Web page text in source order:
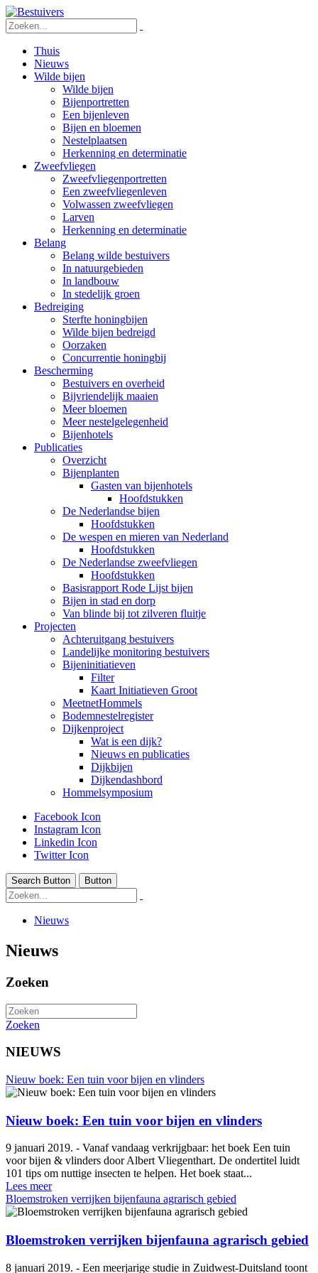
Thuis
Nieuws
Wilde bijen
Wilde bijen
Bijenportretten
Een bijenleven
Bijen en bloemen
Nestelplaatsen
Herkenning en determinatie
Zweefvliegen
Zweefvliegenportretten
Een zweefvliegenleven
Volwassen zweefvliegen
Larven
Herkenning en determinatie
Belang
Belang wilde bestuivers
In natuurgebieden
In landbouw
In stedelijk groen
Bedreiging
Sterfte honingbijen
Wilde bijen bedreigd
Oorzaken
Concurrentie honingbij
Bescherming
Bestuivers en overheid
Bijvriendelijk maaien
Meer bloemen
Meer nestelgelegenheid
Bijenhotels
Publicaties
Overzicht
Bijenplanten
Gasten van bijenhotels
Hoofdstukken
De Nederlandse bijen
Hoofdstukken
De wespen en mieren van Nederland
Hoofdstukken
De Nederlandse zweefvliegen
Hoofdstukken
Basisrapport Rode Lijst bijen
Bijen in stad en dorp
Van blinde bij tot zilveren fluitje
Projecten
Achteruitgang bestuivers
Landelijke monitoring bestuivers
Bijeninitiatieven
Filter
Kaart Initiatieven Groot
MeetnetHommels
Bodemnestelregister
Dijkenproject
Wat is een dijk?
Nieuws en publicaties
Dijkbijen
Dijkendashbord
Hommelsymposium
Facebook Icon
Instagram Icon
Linkedin Icon
Twitter Icon
Search Button Button
Nieuws
Nieuws
Zoeken
Zoeken
NIEUWS
Nieuw boek: Een tuin voor bijen en vlinders
Nieuw boek: Een tuin voor bijen en vlinders
9 januari 2019. - Vanaf vandaag verkrijgbaar: het boek Een tuin
voor bijen & vlinders door Albert Vliegenthart. De ondertitel luidt
101 tips om nuttige insecten te helpen. Het boek staat...
Lees meer
Bloemstroken verrijken bijenfauna agrarisch gebied
Bloemstroken verrijken bijenfauna agrarisch gebied
8 januari 2019. - Een meerjarige studie in Zuidwest-Duitsland toont